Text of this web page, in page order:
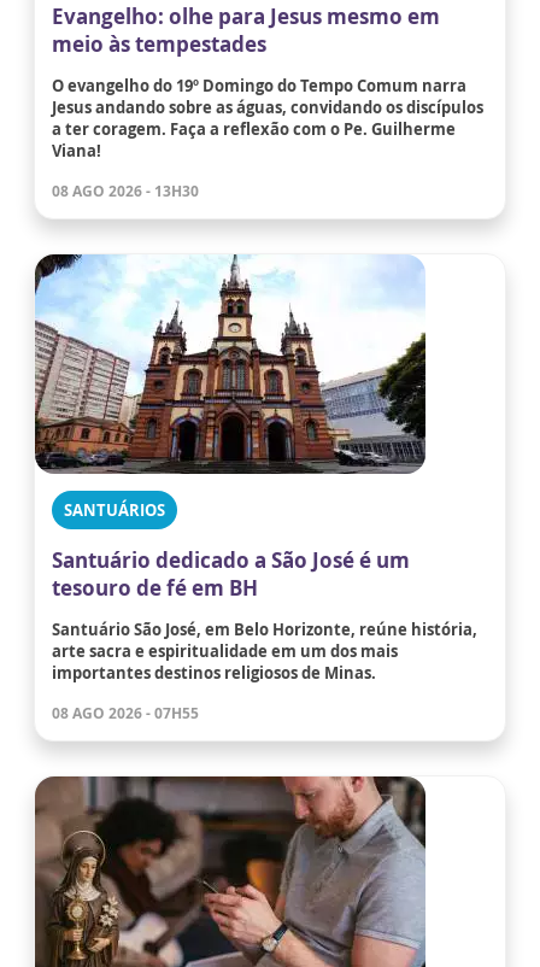
Evangelho: olhe para Jesus mesmo em
meio às tempestades
O evangelho do 19º Domingo do Tempo Comum narra
Jesus andando sobre as águas, convidando os discípulos
a ter coragem. Faça a reflexão com o Pe. Guilherme
Viana!
08 AGO 2026 - 13H30
SANTUÁRIOS
Santuário dedicado a São José é um
tesouro de fé em BH
Santuário São José, em Belo Horizonte, reúne história,
arte sacra e espiritualidade em um dos mais
importantes destinos religiosos de Minas.
08 AGO 2026 - 07H55